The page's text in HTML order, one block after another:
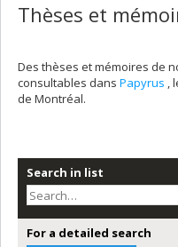
Thèses et
Des thèses et mémoires de
consultables dans Papyrus ,
de Montréal.
Search in list
For a detailed search